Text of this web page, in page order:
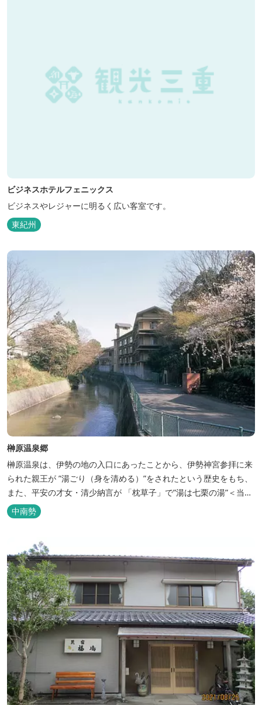
ビジネスホテルフェニックス
ビジネスやレジャーに明るく広い客室です。
東紀州
榊原温泉郷
榊原温泉は、伊勢の地の入口にあったことから、伊勢神宮参拝に来
られた親王が ”湯ごり（身を清める）”をされたという歴史をもち、
また、平安の才女・清少納言が 「枕草子」で”湯は七栗の湯”＜当時
の呼び名＞と称えており、 出雲の神を温泉の守り神として祀ってい
ることもあって、恋の和歌も多く残っています。 このように、宮中
心身の癒し...
中南勢